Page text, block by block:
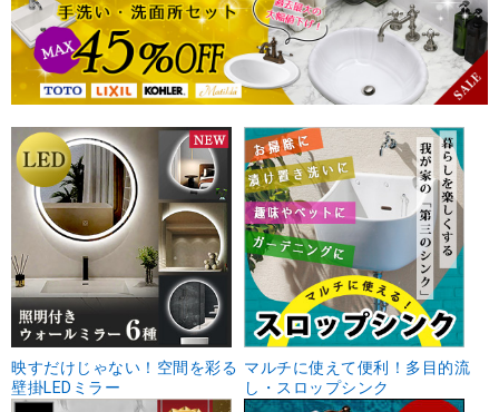
映すだけじゃない！空間を彩る
壁掛LEDミラー
マルチに使えて便利！多目的流
し・スロップシンク